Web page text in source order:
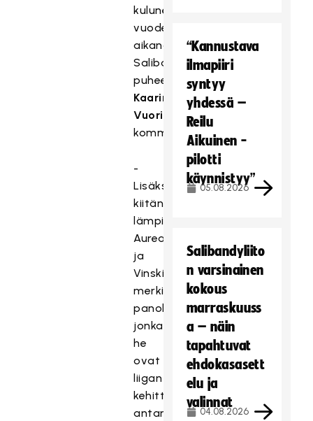
kuluneen
vuoden
aikana,
Salibandyliiton
puheenjohtaja
Kaarina
Vuori
kommentoi.
-
Lisäksi
kiitän
lämpimästi
Aurea
ja
Vinskiä
merkittävästä
panoksesta,
jonka
he
ovat
liigan
kehittämiseksi
antaneet
“Kannustava
ilmapiiri
syntyy
yhdessä –
Reilu
Aikuinen -
pilotti
käynnistyy”
05.08.2026
Salibandyliito
n varsinainen
kokous
marraskuuss
a – näin
tapahtuvat
ehdokasasett
elu ja
valinnat
04.08.2026